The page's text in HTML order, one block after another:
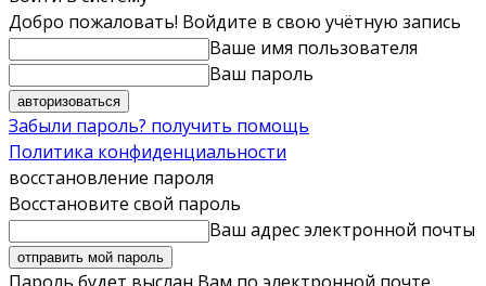
Добро пожаловать! Войдите в свою учётную запись
Ваше имя пользователя
Ваш пароль
Забыли пароль? получить помощь
Политика конфиденциальности
восстановление пароля
Восстановите свой пароль
Ваш адрес электронной почты